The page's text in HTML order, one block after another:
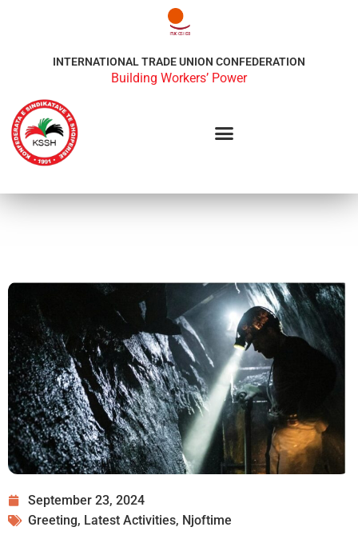
INTERNATIONAL TRADE UNION CONFEDERATION
Building Workers’ Power
September 23, 2024
Greeting, Latest Activities, Njoftime